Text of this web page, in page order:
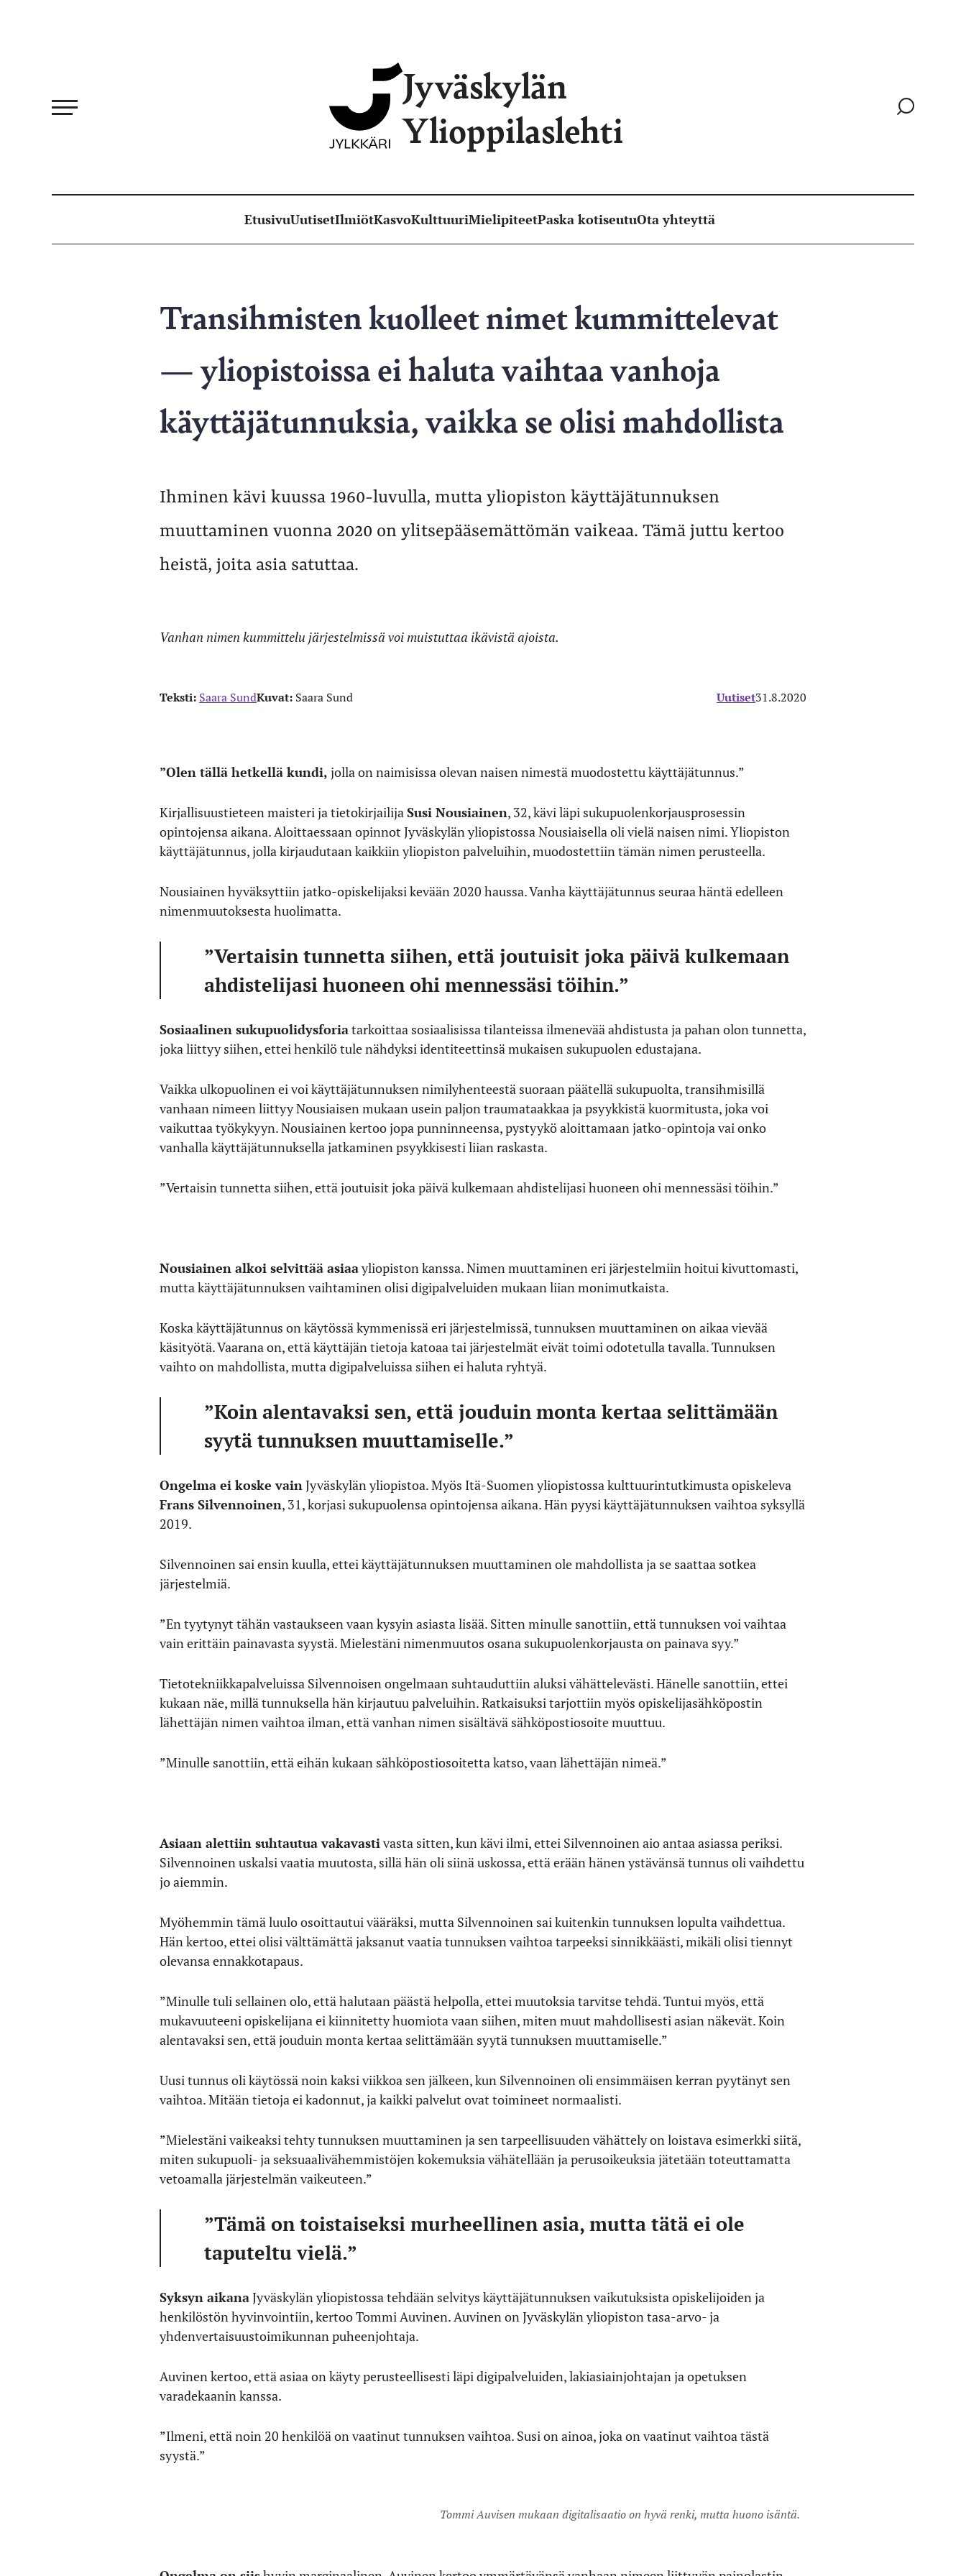
Jyväskylän
Ylioppilaslehti
Siirry
EtusivuUutisetIlmiötKasvoKulttuuriMielipiteetPaska kotiseutuOta yhteyttä
Transihmisten kuolleet nimet kummittelevat
— yliopistoissa ei haluta vaihtaa vanhoja
käyttäjätunnuksia, vaikka se olisi mahdollista
Ihminen kävi kuussa 1960-luvulla, mutta yliopiston käyttäjätunnuksen
muuttaminen vuonna 2020 on ylitsepääsemättömän vaikeaa. Tämä juttu kertoo
heistä, joita asia satuttaa.
Vanhan nimen kummittelu järjestelmissä voi muistuttaa ikävistä ajoista.
Teksti: Saara SundKuvat: Saara Sund Uutiset31.8.2020
”Olen tällä hetkellä kundi, jolla on naimisissa olevan naisen nimestä muodostettu käyttäjätunnus.”
Kirjallisuustieteen maisteri ja tietokirjailijaSusi Nousiainen, 32, kävi läpi sukupuolenkorjausprosessin
opintojensa aikana. Aloittaessaan opinnot Jyväskylän yliopistossa Nousiaisella oli vielä naisen nimi. Yliopiston
käyttäjätunnus, jolla kirjaudutaan kaikkiin yliopiston palveluihin, muodostettiin tämän nimen perusteella.
Nousiainen hyväksyttiin jatko-opiskelijaksi kevään 2020 haussa. Vanha käyttäjätunnus seuraa häntä edelleen
nimenmuutoksesta huolimatta.
”Vertaisin tunnetta siihen, että joutuisit joka päivä kulkemaan
ahdistelijasi huoneen ohi mennessäsi töihin.”
Sosiaalinen sukupuolidysforiatarkoittaa sosiaalisissa tilanteissa ilmenevää ahdistusta ja pahan olon tunnetta,
joka liittyy siihen, ettei henkilö tule nähdyksi identiteettinsä mukaisen sukupuolen edustajana.
Vaikka ulkopuolinen ei voi käyttäjätunnuksen nimilyhenteestä suoraan päätellä sukupuolta, transihmisillä
vanhaan nimeen liittyy Nousiaisen mukaan usein paljon traumataakkaa ja psyykkistä kuormitusta, joka voi
vaikuttaa työkykyyn. Nousiainen kertoo jopa punninneensa, pystyykö aloittamaan jatko-opintoja vai onko
vanhalla käyttäjätunnuksella jatkaminen psyykkisesti liian raskasta.
”Vertaisin tunnetta siihen, että joutuisit joka päivä kulkemaan ahdistelijasi huoneen ohi mennessäsi töihin.”
Nousiainen alkoi selvittää asiaayliopiston kanssa. Nimen muuttaminen eri järjestelmiin hoitui kivuttomasti,
mutta käyttäjätunnuksen vaihtaminen olisi digipalveluiden mukaan liian monimutkaista.
Koska käyttäjätunnus on käytössä kymmenissä eri järjestelmissä, tunnuksen muuttaminen on aikaa vievää
käsityötä. Vaarana on, että käyttäjän tietoja katoaa tai järjestelmät eivät toimi odotetulla tavalla. Tunnuksen
vaihto on mahdollista, mutta digipalveluissa siihen ei haluta ryhtyä.
”Koin alentavaksi sen, että jouduin monta kertaa selittämään
syytä tunnuksen muuttamiselle.”
Ongelma ei koske vainJyväskylän yliopistoa. Myös Itä-Suomen yliopistossa kulttuurintutkimusta opiskeleva
Frans Silvennoinen, 31, korjasi sukupuolensa opintojensa aikana. Hän pyysi käyttäjätunnuksen vaihtoa syksyllä
2019.
Silvennoinen sai ensin kuulla, ettei käyttäjätunnuksen muuttaminen ole mahdollista ja se saattaa sotkea
järjestelmiä.
”En tyytynyt tähän vastaukseen vaan kysyin asiasta lisää. Sitten minulle sanottiin, että tunnuksen voi vaihtaa
vain erittäin painavasta syystä. Mielestäni nimenmuutos osana sukupuolenkorjausta on painava syy.”
Tietotekniikkapalveluissa Silvennoisen ongelmaan suhtauduttiin aluksi vähättelevästi. Hänelle sanottiin, ettei
kukaan näe, millä tunnuksella hän kirjautuu palveluihin. Ratkaisuksi tarjottiin myös opiskelijasähköpostin
lähettäjän nimen vaihtoa ilman, että vanhan nimen sisältävä sähköpostiosoite muuttuu.
”Minulle sanottiin, että eihän kukaan sähköpostiosoitetta katso, vaan lähettäjän nimeä.”
Asiaan alettiin suhtautua vakavastivasta sitten, kun kävi ilmi, ettei Silvennoinen aio antaa asiassa periksi.
Silvennoinen uskalsi vaatia muutosta, sillä hän oli siinä uskossa, että erään hänen ystävänsä tunnus oli vaihdettu
jo aiemmin.
Myöhemmin tämä luulo osoittautui vääräksi, mutta Silvennoinen sai kuitenkin tunnuksen lopulta vaihdettua.
Hän kertoo, ettei olisi välttämättä jaksanut vaatia tunnuksen vaihtoa tarpeeksi sinnikkäästi, mikäli olisi tiennyt
olevansa ennakkotapaus.
”Minulle tuli sellainen olo, että halutaan päästä helpolla, ettei muutoksia tarvitse tehdä. Tuntui myös, että
mukavuuteeni opiskelijana ei kiinnitetty huomiota vaan siihen, miten muut mahdollisesti asian näkevät. Koin
alentavaksi sen, että jouduin monta kertaa selittämään syytä tunnuksen muuttamiselle.”
Uusi tunnus oli käytössä noin kaksi viikkoa sen jälkeen, kun Silvennoinen oli ensimmäisen kerran pyytänyt sen
vaihtoa. Mitään tietoja ei kadonnut, ja kaikki palvelut ovat toimineet normaalisti.
”Mielestäni vaikeaksi tehty tunnuksen muuttaminen ja sen tarpeellisuuden vähättely on loistava esimerkki siitä,
miten sukupuoli- ja seksuaalivähemmistöjen kokemuksia vähätellään ja perusoikeuksia jätetään toteuttamatta
vetoamalla järjestelmän vaikeuteen.”
”Tämä on toistaiseksi murheellinen asia, mutta tätä ei ole
taputeltu vielä.”
Syksyn aikanaJyväskylän yliopistossa tehdään selvitys käyttäjätunnuksen vaikutuksista opiskelijoiden ja
henkilöstön hyvinvointiin, kertoo Tommi Auvinen. Auvinen on Jyväskylän yliopiston tasa-arvo- ja
yhdenvertaisuustoimikunnan puheenjohtaja.
Auvinen kertoo, että asiaa on käyty perusteellisesti läpi digipalveluiden, lakiasiainjohtajan ja opetuksen
varadekaanin kanssa.
”Ilmeni, että noin 20 henkilöä on vaatinut tunnuksen vaihtoa. Susi on ainoa, joka on vaatinut vaihtoa tästä
syystä.”
Tommi Auvisen mukaan digitalisaatio on hyvä renki, mutta huono isäntä.